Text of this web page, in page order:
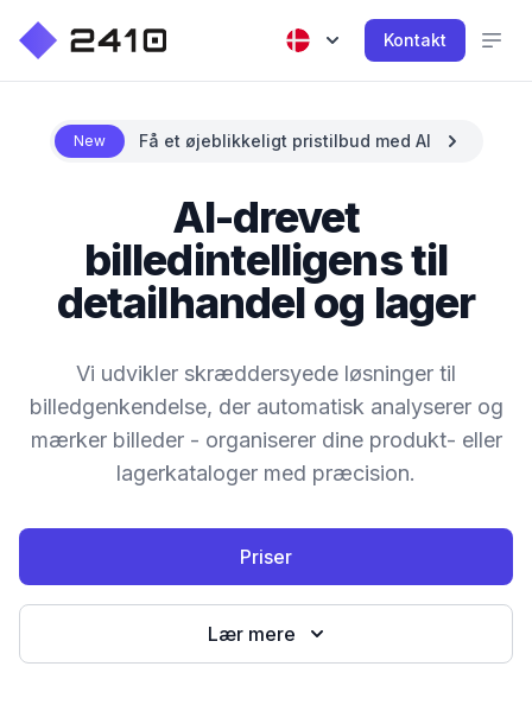
Kontakt
New Få et øjeblikkeligt pristilbud med AI
AI-drevet
billedintelligens til
detailhandel og lager
Vi udvikler skræddersyede løsninger til
billedgenkendelse, der automatisk analyserer og
mærker billeder - organiserer dine produkt- eller
lagerkataloger med præcision.
Priser
Lær mere